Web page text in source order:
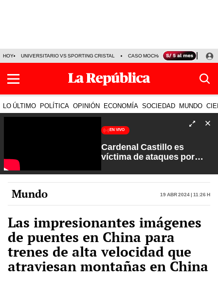
HOY UNIVERSITARIO VS SPORTING CRISTAL CASO MOCHASUELDOS
LO ÚLTIMO POLÍTICA OPINIÓN ECONOMÍA SOCIEDAD MUNDO
EN VIVO
Cardenal Castillo es
víctima de ataques por
Verdad a Fondo con Pedro
Salinas
Mundo 19 Abr 2024 | 11:26 h
Las impresionantes imágenes
de puentes en China para
trenes de alta velocidad que
atraviesan montañas en China